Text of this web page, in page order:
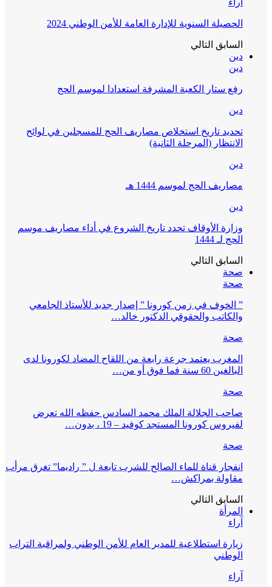
آراء
الحصيلة السنوية للإدارة العامة للأمن الوطني 2024
السابق التالي
دين
دين
رفع ستار الكعبة المشرفة استعدادا لموسم الحج
دين
تحديد تاريخ استخلاص مصاريف الحج للمسجلين في لوائح
الانتظار (المرحلة الثانية)
دين
مصاريف الحج لموسم 1444 هـ
دين
وزارة الأوقاف تحدد تاريخ الشروع في أداء مصاريف موسم
الحج لـ 1444
السابق التالي
صحة
صحة
” الخوف في زمن كورونا ” إصدار جديد للأستاذ الجامعي
والكاتب والحقوقي الدكتور خالد…
صحة
المغرب يعتمد جرعة رابعة من اللقاح المضاد لكورونا لدى
البالغين 60 سنة فما فوق أو من…
صحة
صاحب الجلالة الملك محمد السادس حفظه الله تعرض
لفيروس كورونا المستجد كوفيد – 19 ، بدون…
صحة
انفجار قناة للماء الصالح للشرب تابعة ل ” راديما” تغرق مرأب
مقاولة بمراكش…
السابق التالي
المرأة
آراء
زيارة استطلاعية للمدير العام للأمن الوطني ولمراقبة التراب
الوطني
آراء